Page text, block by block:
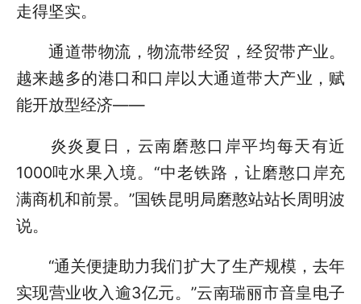
走得坚实。
通道带物流，物流带经贸，经贸带产业。
越来越多的港口和口岸以大通道带大产业，赋
能开放型经济——
炎炎夏日，云南磨憨口岸平均每天有近
1000吨水果入境。“中老铁路，让磨憨口岸充
满商机和前景。”国铁昆明局磨憨站站长周明波
说。
“通关便捷助力我们扩大了生产规模，去年
实现营业收入逾3亿元。”云南瑞丽市音皇电子